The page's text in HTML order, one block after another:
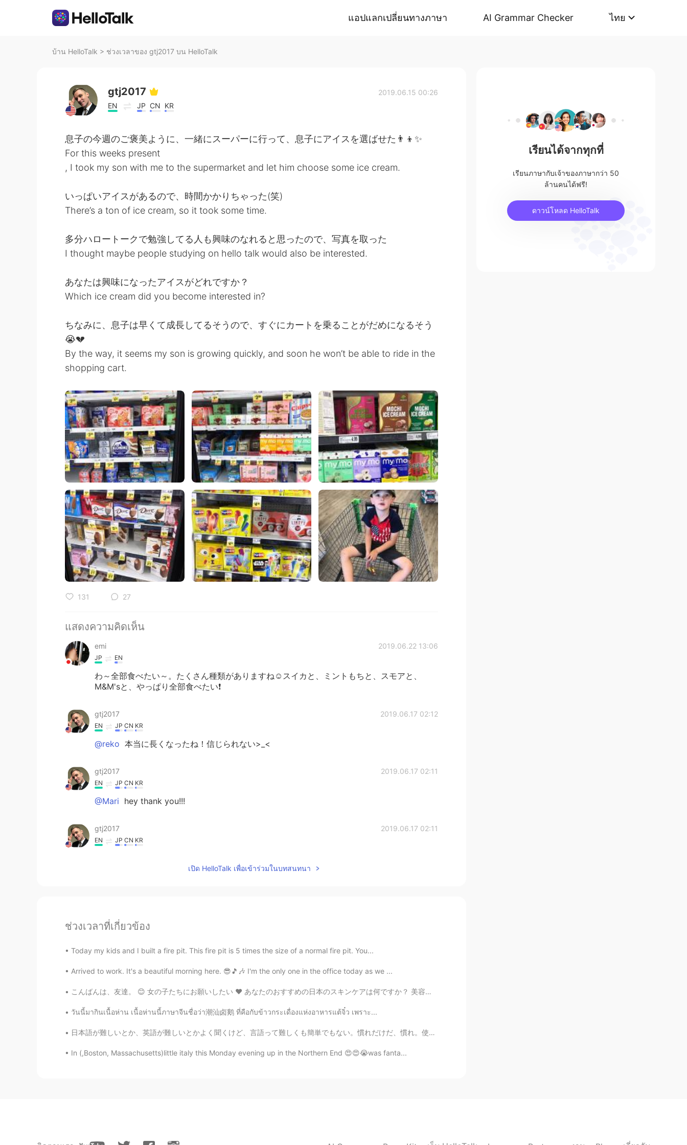
แอปแลกเปลี่ยนทางภาษา AI Grammar Checker ไทย
บ้าน HelloTalk > ช่วงเวลาของ gtj2017 บน HelloTalk
gtj2017
EN JP CN KR
2019.06.15 00:26
息子の今週のご褒美ように、一緒にスーパーに行って、息子にアイスを選ばせた👨‍👦✨
For this weeks present
, I took my son with me to the supermarket and let him choose some ice cream.
いっぱいアイスがあるので、時間かかりちゃった(笑)
There’s a ton of ice cream, so it took some time.
多分ハロートークで勉強してる人も興味のなれると思ったので、写真を取った
I thought maybe people studying on hello talk would also be interested.
あなたは興味になったアイスがどれですか？
Which ice cream did you become interested in?
ちなみに、息子は早くて成長してるそうので、すぐにカートを乗ることがだめになるそう
😭💔
By the way, it seems my son is growing quickly, and soon he won’t be able to ride in the
shopping cart.
131 27
แสดงความคิดเห็น
emi 2019.06.22 13:06
JP EN
わ～全部食べたい～。たくさん種類がありますね☺️スイカと、ミントもちと、スモアと、
M&M'sと、やっぱり全部食べたい❗
gtj2017 2019.06.17 02:12
EN JP CN KR
@reko 本当に長くなったね！信じられない>_<
gtj2017 2019.06.17 02:11
EN JP CN KR
@Mari hey thank you!!!
gtj2017 2019.06.17 02:11
EN JP CN KR
EN JP CN KR
@SHiHO yea! They all look so yummy!!
EN JP CN KR
@なみ 詳しい訂正をありがとうございました！
gtj2017 2019.06.17 02:08
เปิด HelloTalk เพื่อเข้าร่วมในบทสนทนา
ช่วงเวลาที่เกี่ยวข้อง
Today my kids and I built a fire pit. This fire pit is 5 times the size of a normal fire pit. You...
Arrived to work. It's a beautiful morning here. 😎🎵🎶 I'm the only one in the office today as we ...
こんばんは、友達。 😊 女の子たちにお願いしたい ♥️ あなたのおすすめの日本のスキンケアは何ですか？ 美容整形よりもスキンケア製品の方が自然です。 日本は良質のスキンケアと化粧品でよく知られて...
วันนี้มากินเนื้อห่าน เนื้อห่านนี้ภาษาจีนชื่อว่า潮汕卤鹅 ที่คือกับข้าวกระเดื่องแห่งอาหารแต้จิ๋ว เพราะ...
日本語が難しいとか、英語が難しいとかよく聞くけど、言語って難しくも簡単でもない。慣れだけだ、慣れ。使えばどんどん当たり前になってく。俺にとって必要がない英語は、使わないからこそ頭に入ってこない。...
In (,Boston, Massachusetts)little italy this Monday evening up in the Northern End 😍😍😭was fanta...
เรียนได้จากทุกที่
เรียนภาษากับเจ้าของภาษากว่า 50
ล้านคนได้ฟรี!
ดาวน์โหลด HelloTalk